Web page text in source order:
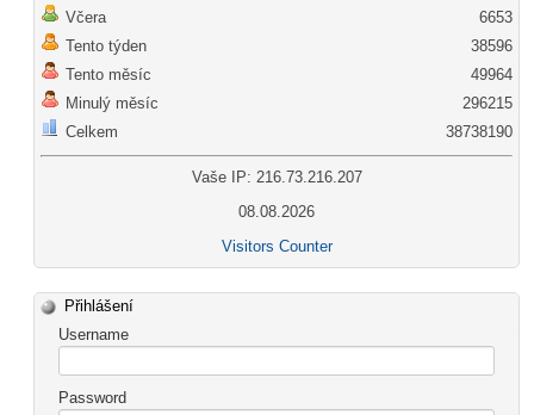
Včera
Tento týden
Tento měsíc
Minulý měsíc
Celkem
6653
38596
49964
296215
38738190
Vaše IP: 216.73.216.207
08.08.2026
Visitors Counter
Přihlášení
Username
Password